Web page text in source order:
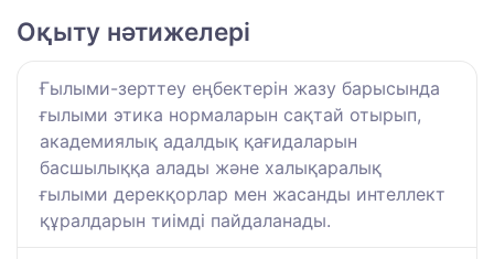
Оқыту нәтижелері
Ғылыми-зерттеу еңбектерін жазу барысында
ғылыми этика нормаларын сақтай отырып,
академиялық адалдық қағидаларын
басшылыққа алады және халықаралық
ғылыми дерекқорлар мен жасанды интеллект
құралдарын тиімді пайдаланады.